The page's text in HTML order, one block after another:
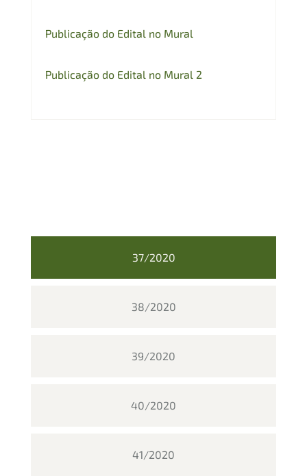
Publicação do Edital no Mural
Publicação do Edital no Mural 2
37/2020
38/2020
39/2020
40/2020
41/2020